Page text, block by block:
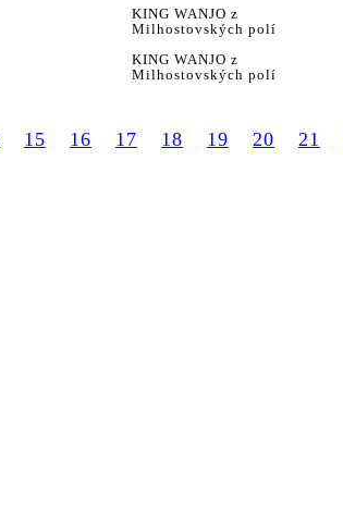
KING WANJO z
Milhostovských polí
KING WANJO z
Milhostovských polí
15 16 17 18 19 20 21